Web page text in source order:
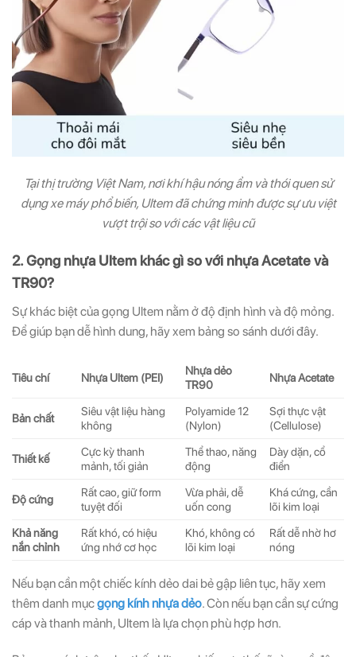
Tại thị trường Việt Nam, nơi khí hậu nóng ẩm và thói quen sử
dụng xe máy phổ biến, Ultem đã chứng minh được sự ưu việt
vượt trội so với các vật liệu cũ
2. Gọng nhựa Ultem khác gì so với nhựa Acetate và
TR90?
Sự khác biệt của gọng Ultem nằm ở độ định hình và độ mỏng.
Để giúp bạn dễ hình dung, hãy xem bảng so sánh dưới đây.
Tiêu chí Nhựa Ultem (PEI)
Nhựa dẻo
TR90
Nhựa Acetate
Bản chất
Siêu vật liệu hàng
không
Polyamide 12
(Nylon)
Sợi thực vật
(Cellulose)
Thiết kế
Cực kỳ thanh
mảnh, tối giản
Thể thao, năng
động
Dày dặn, cổ
điển
Độ cứng
Rất cao, giữ form
tuyệt đối
Vừa phải, dễ
uốn cong
Khá cứng, cần
lõi kim loại
Khả năng
nắn chỉnh
Rất khó, có hiệu
ứng nhớ cơ học
Khó, không có
lõi kim loại
Rất dễ nhờ hơ
nóng
Nếu bạn cần một chiếc kính dẻo dai bẻ gập liên tục, hãy xem
thêm danh mụcgọng kính nhựa dẻo. Còn nếu bạn cần sự cứng
cáp và thanh mảnh, Ultem là lựa chọn phù hợp hơn.